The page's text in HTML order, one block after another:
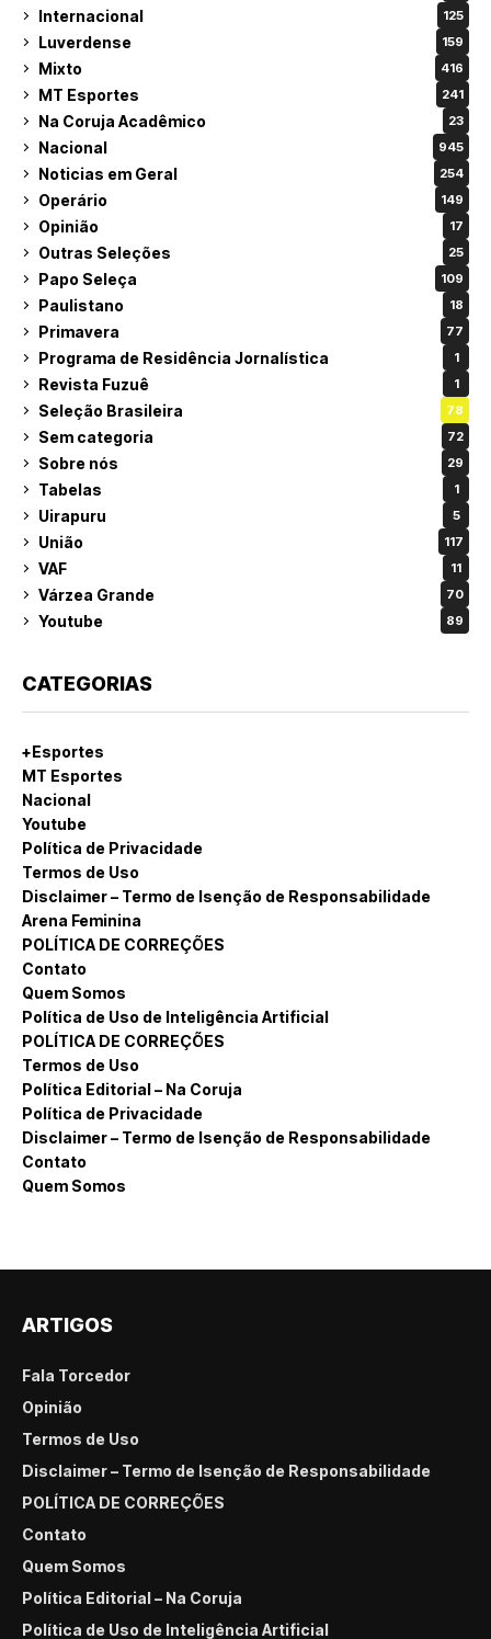
Internacional 125
Luverdense 159
Mixto 416
MT Esportes 241
Na Coruja Acadêmico 23
Nacional 945
Noticias em Geral 254
Operário 149
Opinião 17
Outras Seleções 25
Papo Seleça 109
Paulistano 18
Primavera 77
Programa de Residência Jornalística 1
Revista Fuzuê 1
Seleção Brasileira 78
Sem categoria 72
Sobre nós 29
Tabelas 1
Uirapuru 5
União 117
VAF 11
Várzea Grande 70
Youtube 89
CATEGORIAS
+Esportes
MT Esportes
Nacional
Youtube
Política de Privacidade
Termos de Uso
Disclaimer – Termo de Isenção de Responsabilidade
Arena Feminina
POLÍTICA DE CORREÇÕES
Contato
Quem Somos
Política de Uso de Inteligência Artificial
POLÍTICA DE CORREÇÕES
Termos de Uso
Política Editorial – Na Coruja
Política de Privacidade
Disclaimer – Termo de Isenção de Responsabilidade
Contato
Quem Somos
ARTIGOS
Fala Torcedor
Opinião
Termos de Uso
Disclaimer – Termo de Isenção de Responsabilidade
POLÍTICA DE CORREÇÕES
Contato
Quem Somos
Política Editorial – Na Coruja
Política de Uso de Inteligência Artificial